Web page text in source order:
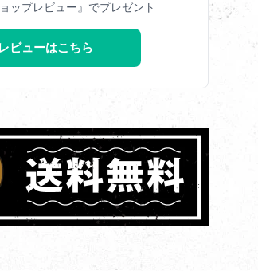
ップレビュー』でプレゼント
ビューはこちら